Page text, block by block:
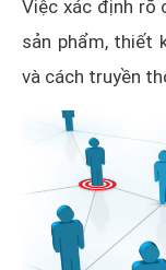
Việc xác định rõ
sản phẩm, thiết
và cách truyền